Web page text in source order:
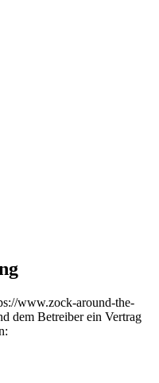
www.zock-around-the-
dem Betreiber ein Vertrag